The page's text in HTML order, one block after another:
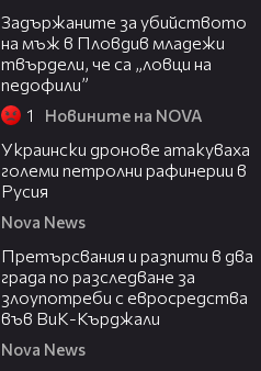
Задържаните за убийството
на мъж в Пловдив младежи
твърдели, че са „ловци на
педофили”
1 Новините на NOVA
Украински дронове атакуваха
големи петролни рафинерии в
Русия
Nova News
Претърсвания и разпити в два
града по разследване за
злоупотреби с евросредства
във ВиК-Кърджали
Nova News